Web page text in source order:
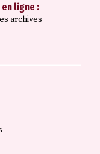
ligne :
archives